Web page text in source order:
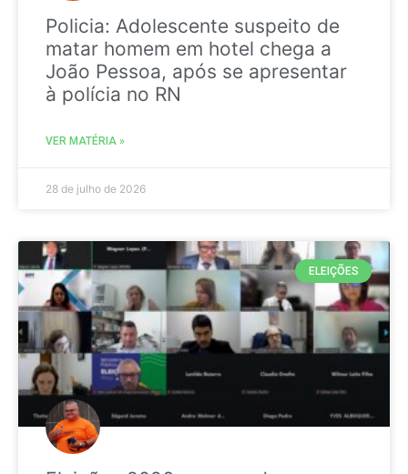
Policia: Adolescente suspeito de
matar homem em hotel chega a
João Pessoa, após se apresentar
à polícia no RN
VER MATÉRIA »
28 de julho de 2026
ELEIÇÕES